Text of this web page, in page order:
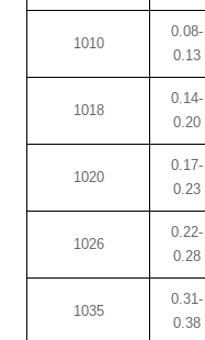
1010
0.08-
0.13
1018
0.14-
0.20
1020
0.17-
0.23
1026
0.22-
0.28
1035
0.31-
0.38